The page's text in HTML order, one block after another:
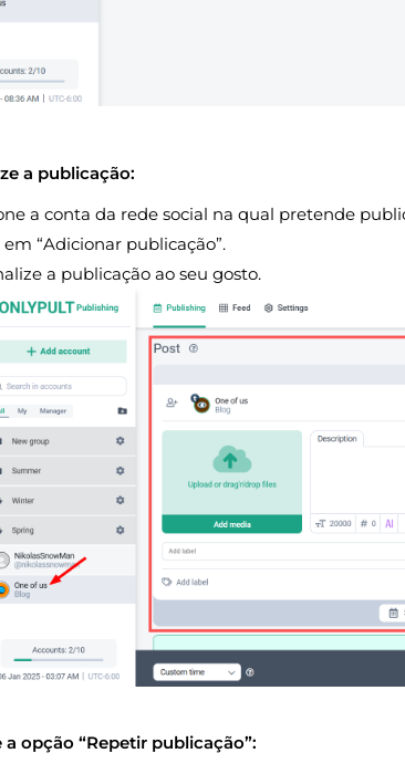
a publicação:
a conta da rede social na qual pretende
“Adicionar publicação”.
a publicação ao seu gosto.
a opção “Repetir publicação”: